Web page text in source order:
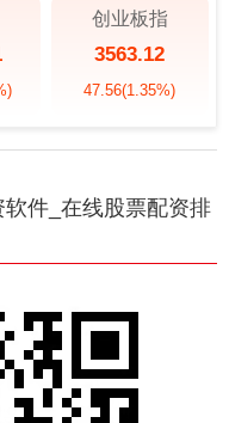
创业板指
3563.12
47.56(1.35%)
件_在线股票配资排